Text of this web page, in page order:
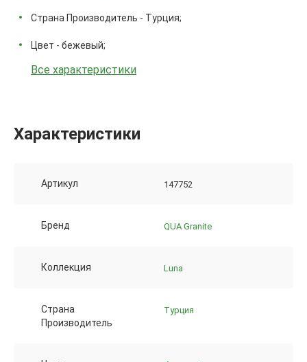
Страна Производитель - Турция;
Цвет - бежевый;
Все характеристики
Характеристики
Артикул 147752
Бренд QUA Granite
Коллекция Luna
Страна
Производитель
Турция